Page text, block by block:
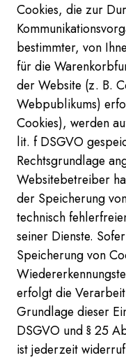
Cookies, die zur
bestimmter, von
für die
der Website (z. B.
Webpublikums)
Cookies), werden
lit. f DSGVO
Rechtsgrundlage
Websitebetreiber
der Speicherung
technisch
seiner Dienste.
Speicherung von
erfolgt die
Grundlage dieser
DSGVO und § 25
ist jederzeit